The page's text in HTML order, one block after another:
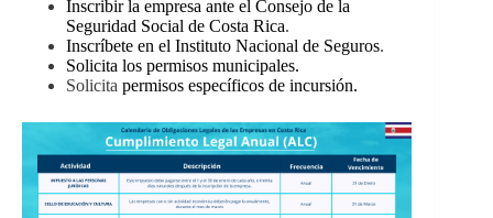
Inscribir la empresa ante el Consejo de la
Seguridad Social de Costa Rica.
Inscríbete en el Instituto Nacional de Seguros.
Solicita los permisos municipales.
Solicita permisos específicos de incursión.